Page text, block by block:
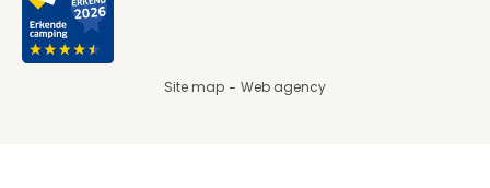
Site map Web agency